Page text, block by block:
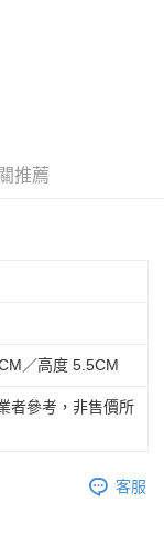
推薦
／高度 5.5CM
者參考，非售價所
客服